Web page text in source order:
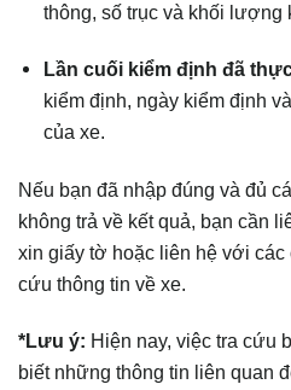
thông, số trục và khối lượng
Lần cuối kiểm định đã
kiểm định, ngày kiểm định
của xe.
Nếu bạn đã nhập đúng và đủ
không trả về kết quả, bạn cần
xin giấy tờ hoặc liên hệ với
cứu thông tin về xe.
*Lưu ý: Hiện nay, việc tra cứu
biết những thông tin liên quan